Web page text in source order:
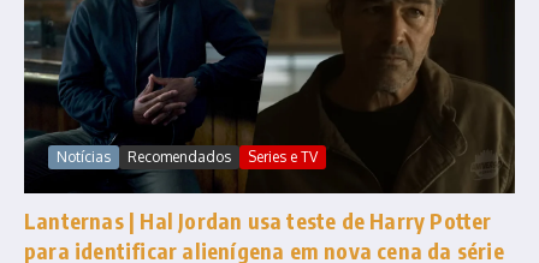
Notícias Recomendados Series e TV
Lanternas | Hal Jordan usa teste de Harry Potter
para identificar alienígena em nova cena da série